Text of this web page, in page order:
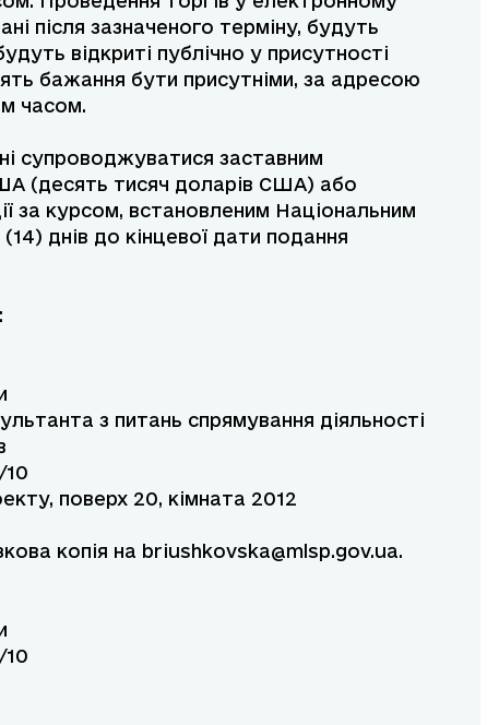
після зазначеного терміну, будуть
відкриті публічно у присутності
бажання бути присутніми, за адресою
часом.
супроводжуватися заставним
(десять тисяч доларів США) або
за курсом, встановленим Національним
днів до кінцевої дати подання
з питань спрямування діяльності
10
поверх 20, кімната 2012
копія на briushkovska@mlsp.gov.ua.
10